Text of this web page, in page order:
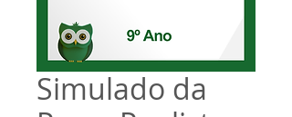
Simulado da